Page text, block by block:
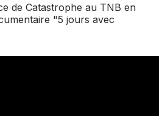
de Catastrophe au TNB en
"5 jours avec